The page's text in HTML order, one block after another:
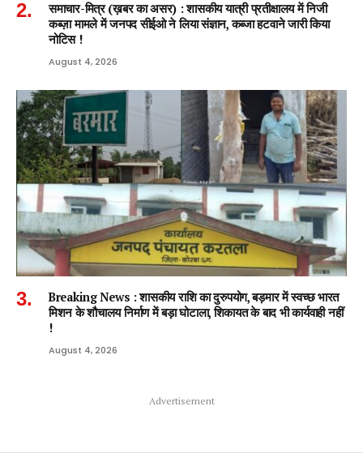
समाचार-मित्र (ख़बर का असर) : शासकीय यात्री प्रतीक्षालय में निजी
कब्ज़ा मामले में जनपद सीईओ ने लिया संज्ञान, कब्जा हटवाने जारी किया
नोटिस !
August 4, 2026
Breaking News : शासकीय राशि का दुरुपयोग, बड़मार में स्वच्छ भारत
मिशन के शौचालय निर्माण में बड़ा घोटाला, शिकायत के बाद भी कार्यवाही नहीं
!
August 4, 2026
Advertisement